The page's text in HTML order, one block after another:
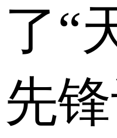
了“
先